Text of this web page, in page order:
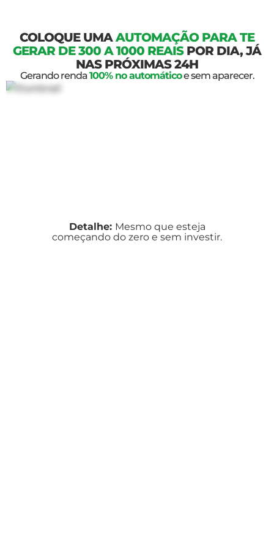
COLOQUE UMAAUTOMAÇÃO PARA TE
GERAR DE 300 A 1000 REAIS POR DIA, JÁ
NAS PRÓXIMAS 24H
Gerando renda100% no automáticoe sem aparecer.
Detalhe: Mesmo que esteja
começando do zero e sem investir.